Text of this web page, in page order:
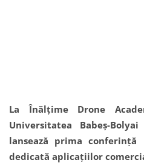
La Înălțime Drone
Universitatea Babeș-
lansează prima
dedicată aplicațiilor